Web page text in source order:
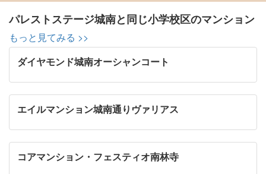
パレストステージ城南と同じ小学校区のマンション
もっと見てみる >>
ダイヤモンド城南オーシャンコート
エイルマンション城南通りヴァリアス
コアマンション・フェスティオ南林寺